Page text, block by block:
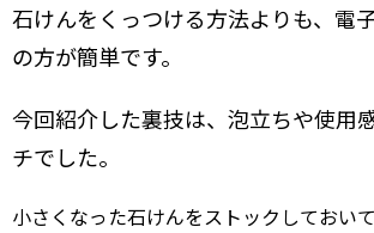
石けんをくっつける方法よりも、電
の方が簡単です。
今回紹介した裏技は、泡立ちや使用
チでした。
小さくなった石けんをストックしておいて